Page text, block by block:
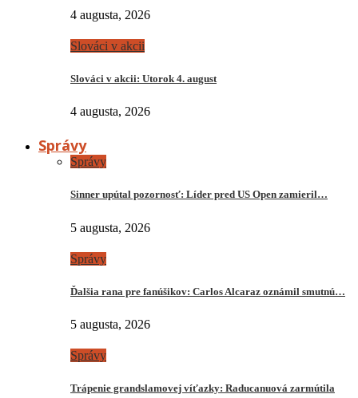
4 augusta, 2026
Slováci v akcii
Slováci v akcii: Utorok 4. august
4 augusta, 2026
Správy
Správy
Sinner upútal pozornosť: Líder pred US Open zamieril…
5 augusta, 2026
Správy
Ďalšia rana pre fanúšikov: Carlos Alcaraz oznámil smutnú…
5 augusta, 2026
Správy
Trápenie grandslamovej víťazky: Raducanuová zarmútila